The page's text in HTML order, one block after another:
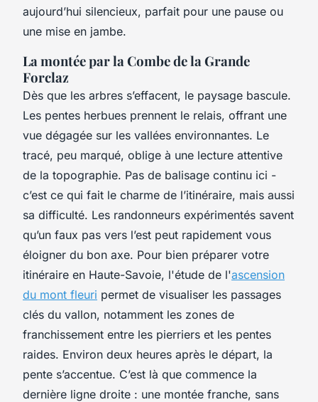
aujourd’hui silencieux, parfait pour une pause ou
une mise en jambe.
La montée par la Combe de la Grande
Forclaz
Dès que les arbres s’effacent, le paysage bascule.
Les pentes herbues prennent le relais, offrant une
vue dégagée sur les vallées environnantes. Le
tracé, peu marqué, oblige à une lecture attentive
de la topographie. Pas de balisage continu ici -
c’est ce qui fait le charme de l’itinéraire, mais aussi
sa difficulté. Les randonneurs expérimentés savent
qu’un faux pas vers l’est peut rapidement vous
éloigner du bon axe. Pour bien préparer votre
itinéraire en Haute-Savoie, l'étude de l'ascension
du mont fleuri permet de visualiser les passages
clés du vallon, notamment les zones de
franchissement entre les pierriers et les pentes
raides. Environ deux heures après le départ, la
pente s’accentue. C’est là que commence la
dernière ligne droite : une montée franche, sans